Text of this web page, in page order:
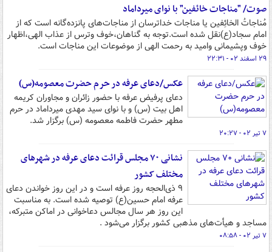
صوت/ "مناجات خائفین" با نوای میرداماد
مُناجاتُ الخائِفین یا مناجات خداترسان از مناجات‌های پانزده‌گانه است که از
امام سجاد(ع)نقل شده است.توجه به گناهان،خوف وترس از عذاب الهی،اظهار
خوف وپشیمانی وامید به رحمت الهی از موضوعات این مناجات است.
۲۹ اسفند ۰۲ - ۲۲:۳۱
عکس/دعای عرفه در حرم حضرت معصومه(س)
دعای پرفیض عرفه با حضور زائران و مجاوران کریمه
اهل بیت (س) و با نوای سید مهدی میرداماد در حرم
مطهر حضرت فاطمه معصومه (س) برگزار شد.
۷ تیر ۰۲ - ۲۰:۲۷
نشانی ۷۰ مجلس قرائت دعای عرفه در شهرهای
مختلف کشور
۹ ذی‌الحجه روز عرفه است و در این روز خواندن دعای
عرفه امام حسین(ع) توصیه شده است. به مناسبت
این روز هر سال مجالس دعاخوانی در اماکن متبرکه،
مساجد و هیأت‌های مذهبی کشور برگزار می‌شود .
۷ تیر ۰۲ - ۰۸:۵۸